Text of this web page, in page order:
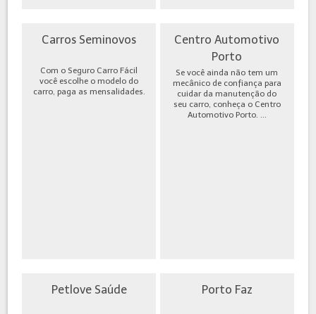
Carros Seminovos
Com o Seguro Carro Fácil
você escolhe o modelo do
carro, paga as mensalidades.
Centro Automotivo
Porto
Se você ainda não tem um
mecânico de confiança para
cuidar da manutenção do
seu carro, conheça o Centro
Automotivo Porto. ...
Petlove Saúde Porto Faz